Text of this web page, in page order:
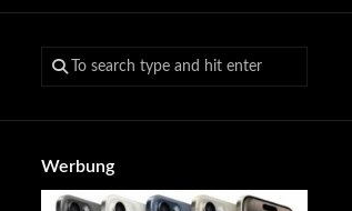
Werbung